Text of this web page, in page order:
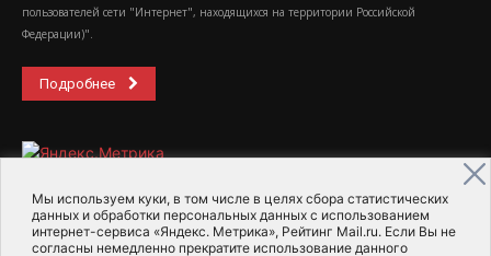
Мы используем куки, в том числе в целях сбора статистических
данных и обработки персональных данных с использованием
интернет-сервиса «Яндекс. Метрика», Рейтинг Mail.ru. Если Вы не
согласны немедленно прекратите использование данного
пользователей сети "Интернет", находящихся на территории Российской
Федерации)".
Подробнее
2015-2026- Информационное агентство МедиаПоток